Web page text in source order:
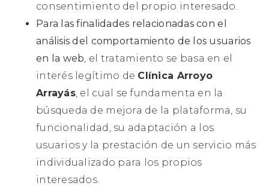
consentimiento del propio interesado.
Para las finalidades relacionadas con el
análisis del comportamiento de los usuarios
en la web, el tratamiento se basa en el
interés legítimo de Clínica Arroyo
Arrayás, el cual se fundamenta en la
búsqueda de mejora de la plataforma, su
funcionalidad, su adaptación a los
usuarios y la prestación de un servicio más
individualizado para los propios
interesados.